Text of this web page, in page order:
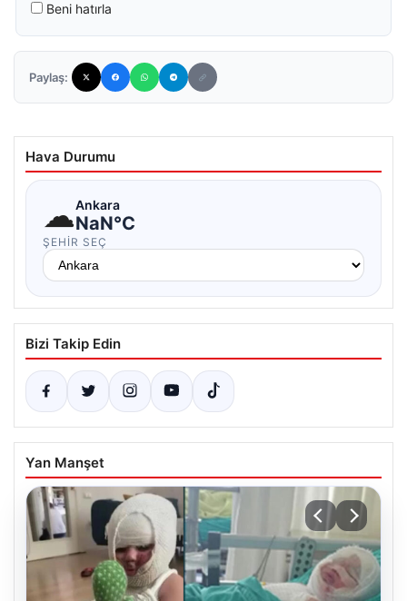
Beni hatırla
Paylaş:
Hava Durumu
☁Ankara
NaN°C
ŞEHIR SEÇ
Bizi Takip Edin
Yan Manşet